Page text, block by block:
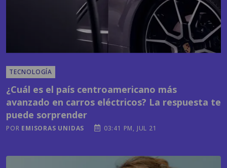
avanzado en carros eléctricos? La respuesta te
puede sorprender
EMISORAS UNIDAS 03:41 PM, JUL 21